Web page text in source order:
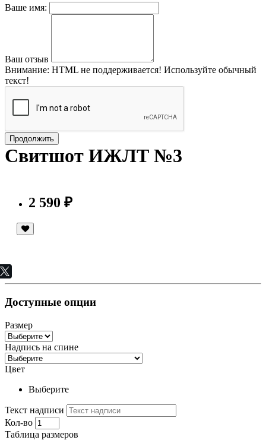
Ваше имя:
Ваш отзыв
Внимание: HTML не поддерживается! Используйте обычный
текст!
Продолжить
Свитшот ИЖЛТ №3
2 590 ₽
Доступные опции
Размер
Надпись на спине
Цвет
Выберите
Текст надписи
Кол-во
Таблица размеров